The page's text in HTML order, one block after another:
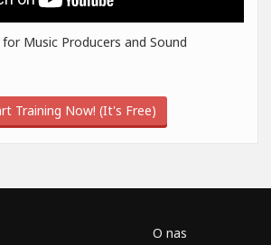
Music Producers and Sound
Training Now! (It's Free)
O nas